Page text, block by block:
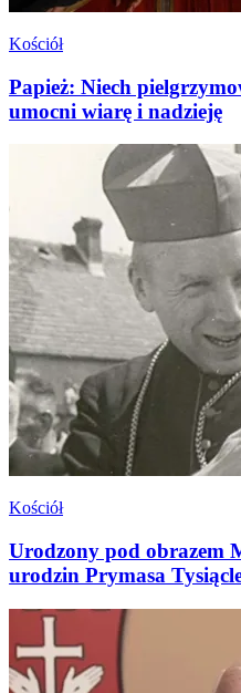
Kościół
Papież: Niech
umocni wiarę i nadzieję
Kościół
Urodzony pod obrazem
urodzin Prymasa